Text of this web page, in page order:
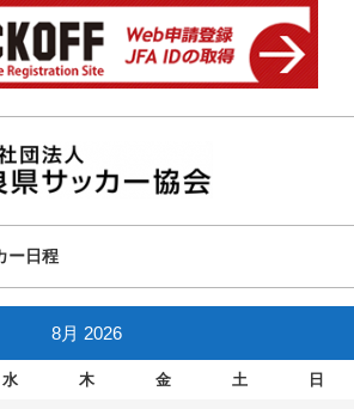
ー日程
8月 2026
水 木 金 土 日